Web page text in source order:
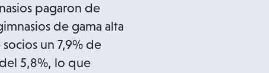
pagaron de
de gama alta
un 7,9% de
5,8%, lo que